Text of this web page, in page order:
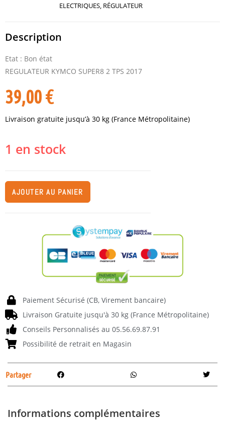
ELECTRIQUES, RÉGULATEUR
Description
Etat : Bon état
REGULATEUR KYMCO SUPER8 2 TPS 2017
39,00€
Livraison gratuite jusqu’à 30 kg (France Métropolitaine)
1 en stock
AJOUTER AU PANIER
Paiement Sécurisé (CB, Virement bancaire)
Livraison Gratuite jusqu'à 30 kg (France Métropolitaine)
Conseils Personnalisés au 05.56.69.87.91
Possibilité de retrait en Magasin
Partager
Informations complémentaires